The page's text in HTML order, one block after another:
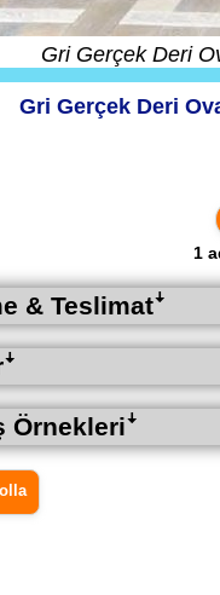
Gri Gerçek Deri
Gri Gerçek Deri
1
& Teslimatꜜ
Örnekleriꜜ